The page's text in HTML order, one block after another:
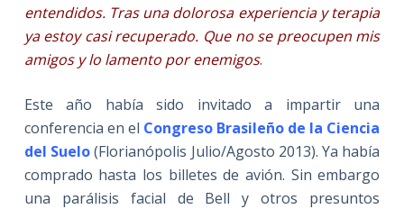
entendidos. Tras una dolorosa experiencia y terapia
ya estoy casi recuperado. Que no se preocupen mis
amigos y lo lamento por enemigos.
Este año había sido invitado a impartir una
conferencia en el Congreso Brasileño de la Ciencia
del Suelo(Florianópolis Julio/Agosto 2013). Ya había
comprado hasta los billetes de avión. Sin embargo
una parálisis facial de Bell y otros presuntos